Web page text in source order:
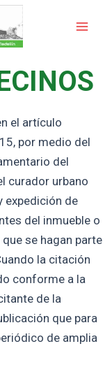
el artículo
por medio del
del
curador urbano
expedición de
del inmueble o
se hagan parte
la citación
conforme a la
de la
que para
de amplia